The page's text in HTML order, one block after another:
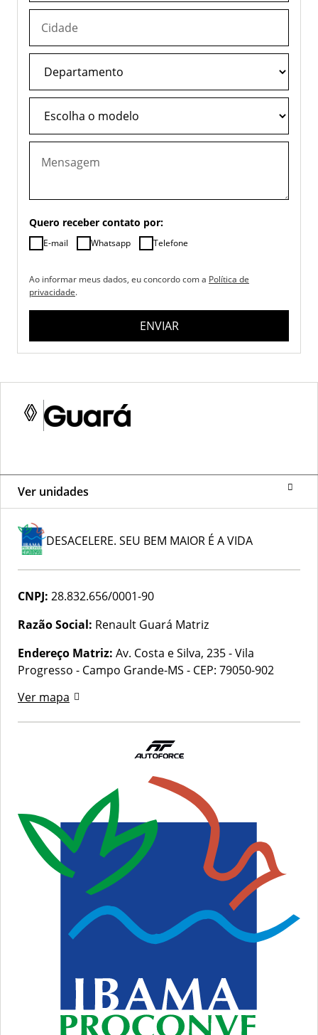
Quero receber contato por:
E-mail Whatsapp Telefone
Ao informar meus dados, eu concordo com a Política de
privacidade.
ENVIAR
Ver unidades
DESACELERE. SEU BEM MAIOR É A VIDA
CNPJ: 28.832.656/0001-90
Razão Social: Renault Guará Matriz
Endereço Matriz: Av. Costa e Silva, 235 - Vila
Progresso - Campo Grande-MS - CEP: 79050-902
Ver mapa